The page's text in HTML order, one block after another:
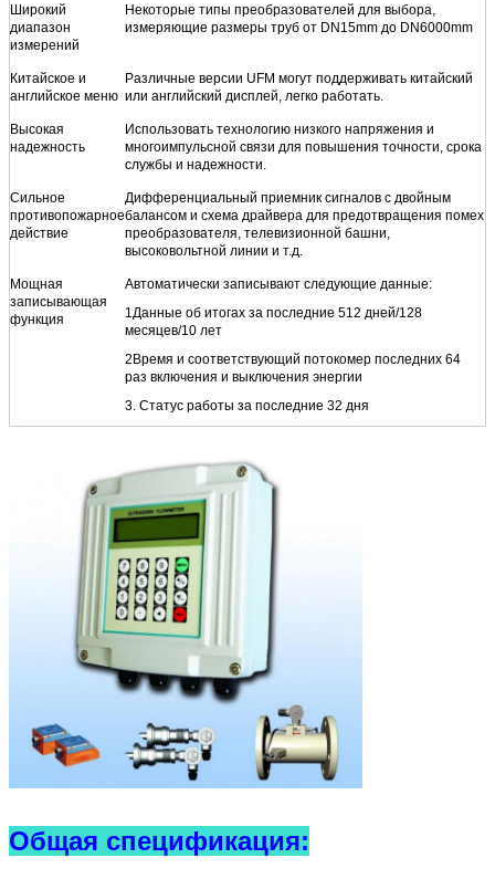
Широкий
диапазон
измерений
Некоторые типы преобразователей для выбора,
измеряющие размеры труб от DN15mm до DN6000mm
Китайское и
английское меню
Различные версии UFM могут поддерживать китайский
или английский дисплей, легко работать.
Высокая
надежность
Использовать технологию низкого напряжения и
многоимпульсной связи для повышения точности, срока
службы и надежности.
Сильное
противопожарное
действие
Дифференциальный приемник сигналов с двойным
балансом и схема драйвера для предотвращения помех
преобразователя, телевизионной башни,
высоковольтной линии и т.д.
Мощная
записывающая
функция
Автоматически записывают следующие данные:
1Данные об итогах за последние 512 дней/128
месяцев/10 лет
2Время и соответствующий потокомер последних 64
раз включения и выключения энергии
3. Статус работы за последние 32 дня
Общая спецификация: